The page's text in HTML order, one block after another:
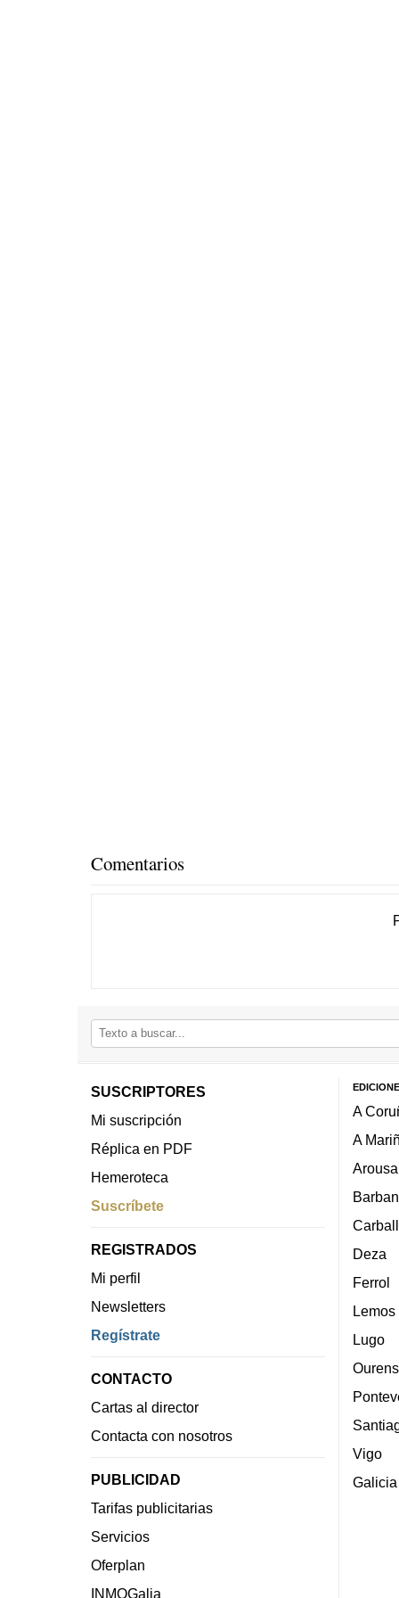
Comentarios
SUSCRIPTORES
Mi suscripción
Réplica en PDF
Hemeroteca
Suscríbete
REGISTRADOS
Mi perfil
Newsletters
Regístrate
CONTACTO
Cartas al director
Contacta con nosotros
PUBLICIDAD
Tarifas publicitarias
Servicios
Oferplan
INMOGalia
A
A
Arousa
Deza
Ferrol
Lemos
Lugo
Vigo